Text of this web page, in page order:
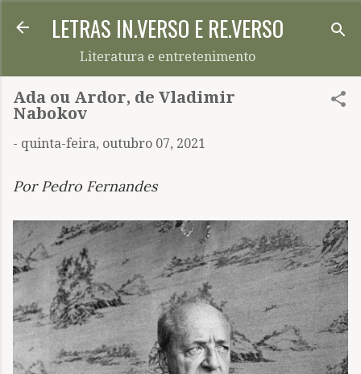
Pular para o conteúdo principal
LETRAS IN.VERSO E RE.VERSO
Literatura e entretenimento
Ada ou Ardor, de Vladimir
Nabokov
- quinta-feira, outubro 07, 2021
Por Pedro Fernandes